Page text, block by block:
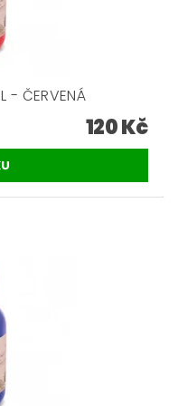
- ČERVENÁ
120 Kč